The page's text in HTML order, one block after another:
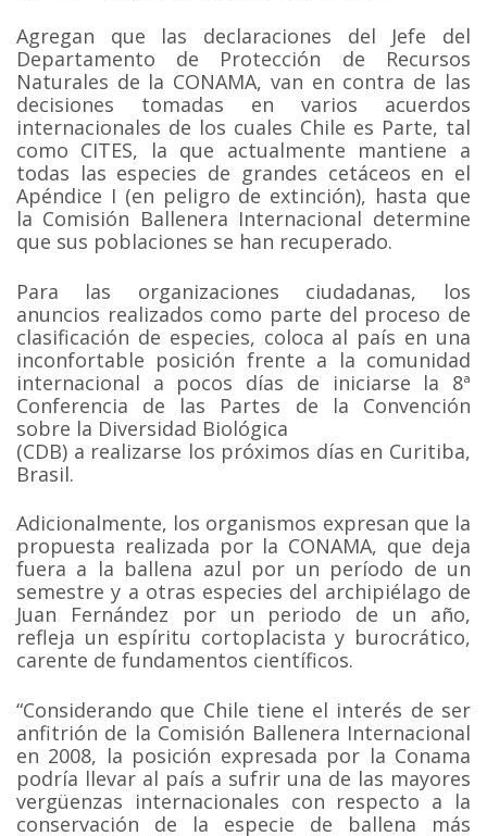
Agregan que las declaraciones del Jefe del
Departamento de Protección de Recursos
Naturales de la CONAMA, van en contra de las
decisiones tomadas en varios acuerdos
internacionales de los cuales Chile es Parte, tal
como CITES, la que actualmente mantiene a
todas las especies de grandes cetáceos en el
Apéndice I (en peligro de extinción), hasta que
la Comisión Ballenera Internacional determine
que sus poblaciones se han recuperado.
Para las organizaciones ciudadanas, los
anuncios realizados como parte del proceso de
clasificación de especies, coloca al país en una
inconfortable posición frente a la comunidad
internacional a pocos días de iniciarse la 8ª
Conferencia de las Partes de la Convención
sobre la Diversidad Biológica
(CDB) a realizarse los próximos días en Curitiba,
Brasil.
Adicionalmente, los organismos expresan que la
propuesta realizada por la CONAMA, que deja
fuera a la ballena azul por un período de un
semestre y a otras especies del archipiélago de
Juan Fernández por un periodo de un año,
refleja un espíritu cortoplacista y burocrático,
carente de fundamentos científicos.
“Considerando que Chile tiene el interés de ser
anfitrión de la Comisión Ballenera Internacional
en 2008, la posición expresada por la Conama
podría llevar al país a sufrir una de las mayores
vergüenzas internacionales con respecto a la
conservación de la especie de ballena más